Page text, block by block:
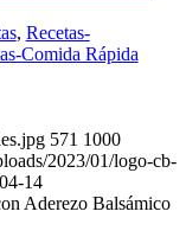
, Recetas-
Comida Rápida
571 1000
2023/01/logo-cb-
14
Aderezo Balsámico